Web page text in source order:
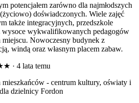
potencjałem zarówno dla najmłodszych
doświadczonych. Wiele zajęć
także integracyjnych, przedszkole
wysoce wykwalifikowanych pedagogów
miejscu. Nowoczesny budynek z
windą oraz własnym placem zabaw.
· 4 lata temu
mieszkańców - centrum kultury, oświaty i
dzielnicy Fordon